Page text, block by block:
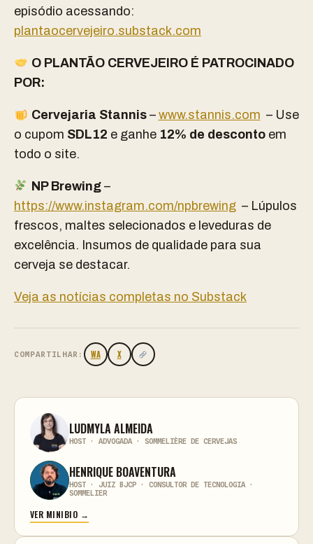
episódio acessando:
plantaocervejeiro.substack.com
O PLANTÃO CERVEJEIRO É PATROCINADO
POR:
Cervejaria Stannis– www.stannis.com – Use
o cupom SDL12 e ganhe 12% de desconto em
todo o site.
NP Brewing–
https://www.instagram.com/npbrewing – Lúpulos
frescos, maltes selecionados e leveduras de
excelência. Insumos de qualidade para sua
cerveja se destacar.
Veja as notícias completas no Substack
COMPARTILHAR: WA X
LUDMYLA ALMEIDA
HOST · ADVOGADA · SOMMELIÈRE DE CERVEJAS
HENRIQUE BOAVENTURA
HOST · JUIZ BJCP · CONSULTOR DE TECNOLOGIA ·
SOMMELIER
VER MINIBIO →